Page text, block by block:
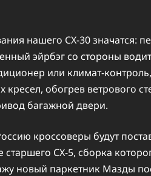
нашего CX-30
эйрбэг со стороны
или климат-
кресел, обогрев ветрового
багажной двери.
кроссоверы будут
CX-5, сборка
новый паркетник Мазды